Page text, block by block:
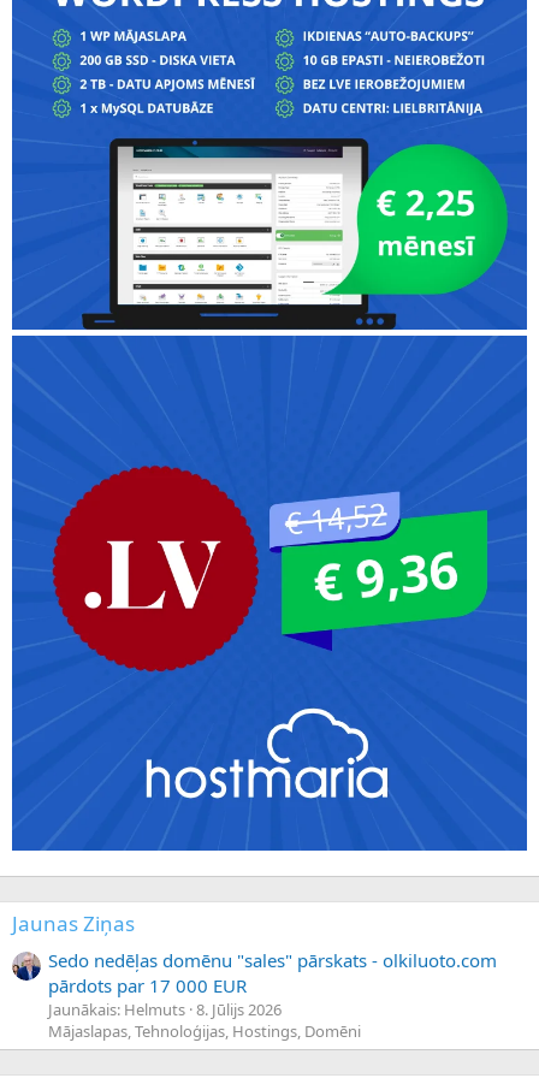
Jaunas Ziņas
Sedo nedēļas domēnu "sales" pārskats - olkiluoto.com
pārdots par 17 000 EUR
Jaunākais: Helmuts 8. Jūlijs 2026
Mājaslapas, Tehnoloģijas, Hostings, Domēni